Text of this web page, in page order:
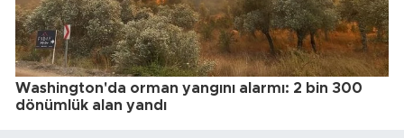
Washington'da orman yangını alarmı: 2 bin 300
dönümlük alan yandı